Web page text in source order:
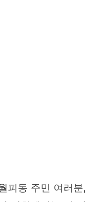
피동 주민 여러분,